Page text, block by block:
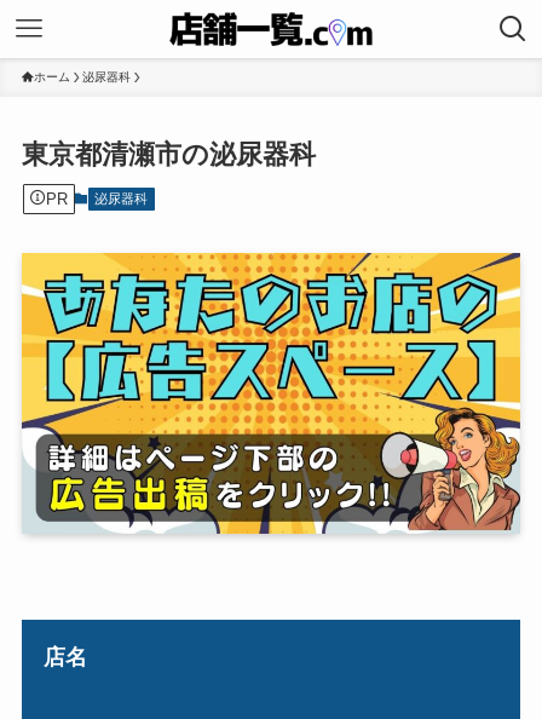
ホーム 泌尿器科
東京都清瀬市の泌尿器科
PR 泌尿器科
店名